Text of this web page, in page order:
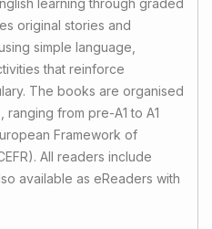
learning through graded
original stories and
simple language,
that reinforce
The books are organised
from pre-A1 to A1
Framework of
All readers include
available as eReaders with